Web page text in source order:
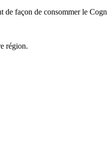
façon de consommer le
région.